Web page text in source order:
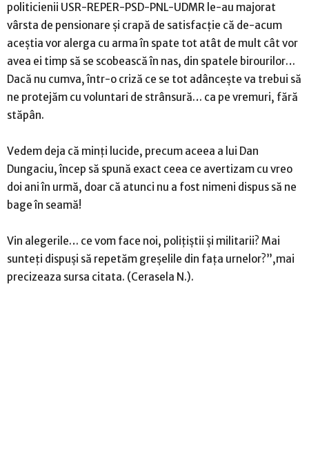
politicienii USR-REPER-PSD-PNL-UDMR le-au majorat
vârsta de pensionare și crapă de satisfacție că de-acum
aceștia vor alerga cu arma în spate tot atât de mult cât vor
avea ei timp să se scobească în nas, din spatele birourilor…
Dacă nu cumva, într-o criză ce se tot adâncește va trebui să
ne protejăm cu voluntari de strânsură… ca pe vremuri, fără
stăpân.
Vedem deja că minți lucide, precum aceea a lui Dan
Dungaciu, încep să spună exact ceea ce avertizam cu vreo
doi ani în urmă, doar că atunci nu a fost nimeni dispus să ne
bage în seamă!
Vin alegerile… ce vom face noi, polițiștii și militarii? Mai
sunteți dispuși să repetăm greșelile din fața urnelor?”,mai
precizeaza sursa citata. (Cerasela N.).